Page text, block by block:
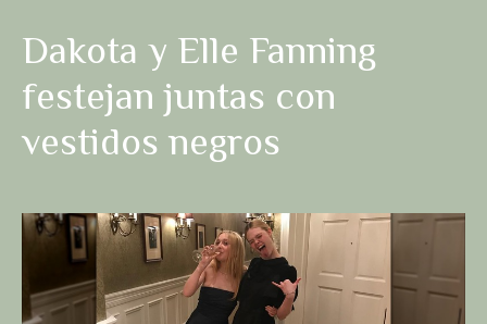
Dakota y Elle Fanning
festejan juntas con
vestidos negros